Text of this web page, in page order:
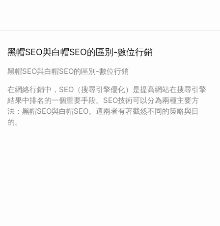
黑帽SEO與白帽SEO的區別-數位行銷
黑帽SEO與白帽SEO的區別-數位行銷
在網絡行銷中，SEO（搜尋引擎優化）是提高網站在搜尋引擎
結果中排名的一個重要手段。SEO技術可以分為兩種主要方
法：黑帽SEO與白帽SEO。這兩者有著截然不同的策略與目
的。